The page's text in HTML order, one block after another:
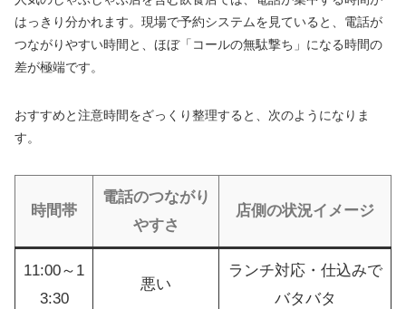
はっきり分かれます。現場で予約システムを見ていると、電話が
つながりやすい時間と、ほぼ「コールの無駄撃ち」になる時間の
差が極端です。
おすすめと注意時間をざっくり整理すると、次のようになりま
す。
時間帯
電話のつながり
やすさ
店側の状況イメージ
11:00～1
3:30
悪い
ランチ対応・仕込みで
バタバタ